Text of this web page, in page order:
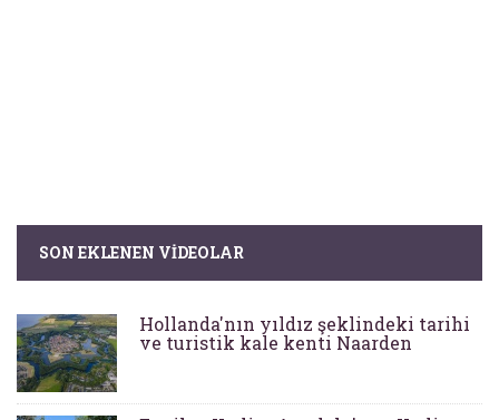
SON EKLENEN VIDEOLAR
Hollanda'nın yıldız şeklindeki tarihi
ve turistik kale kenti Naarden